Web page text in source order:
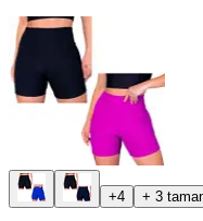
+4 + 3